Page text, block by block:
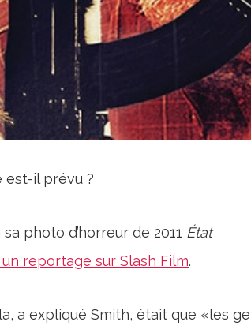
est-il prévu ?
photo d’horreur de 2011 État
reportage sur Slash Film.
a expliqué Smith, était que «les